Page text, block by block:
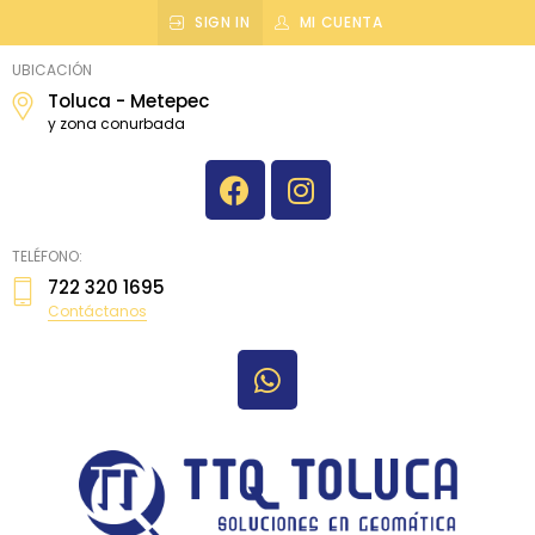
SIGN IN MI CUENTA
topografiatoluca
UBICACIÓN
Toluca - Metepec
y zona conurbada
TELÉFONO:
722 320 1695
Contáctanos